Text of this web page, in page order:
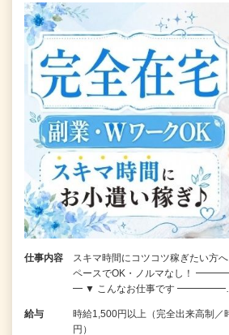
仕事内容
スキマ時間にコツコツ稼ぎたい方
ペースでOK・ノルマなし
━ ▼ こんなお仕事です ━━━━━…
給与
時給1,500円以上（完全出来高制／
円）